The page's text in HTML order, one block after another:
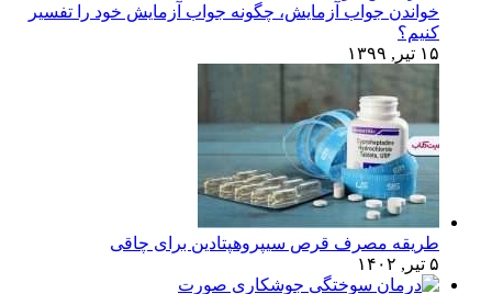
خواندن جواب آزمایش، چگونه جواب آزمایش خود را تفسیر
کنیم؟
۱۵ تیر, ۱۳۹۹
طریقه مصرف قرص سیپروهپتادین برای چاقی
۵ تیر, ۱۴۰۲